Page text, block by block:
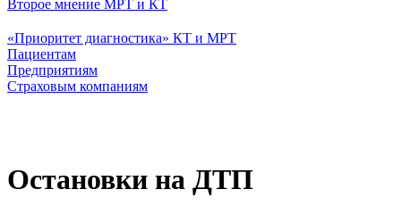
Второе мнение МРТ и КТ
«Приоритет диагностика» КТ и МРТ
Пациентам
Предприятиям
Страховым компаниям
Остановки на ДТП